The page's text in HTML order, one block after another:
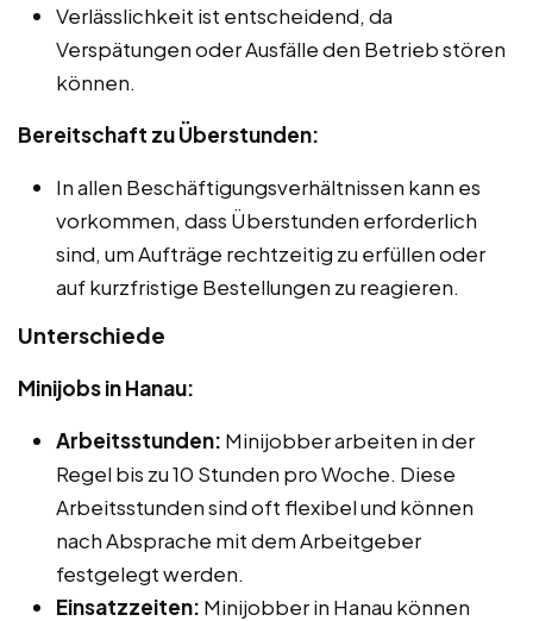
Verlässlichkeit ist entscheidend, da
Verspätungen oder Ausfälle den Betrieb stören
können.
Bereitschaft zu Überstunden:
In allen Beschäftigungsverhältnissen kann es
vorkommen, dass Überstunden erforderlich
sind, um Aufträge rechtzeitig zu erfüllen oder
auf kurzfristige Bestellungen zu reagieren.
Unterschiede
Minijobs in Hanau:
Arbeitsstunden: Minijobber arbeiten in der
Regel bis zu 10 Stunden pro Woche. Diese
Arbeitsstunden sind oft flexibel und können
nach Absprache mit dem Arbeitgeber
festgelegt werden.
Einsatzzeiten: Minijobber in Hanau können